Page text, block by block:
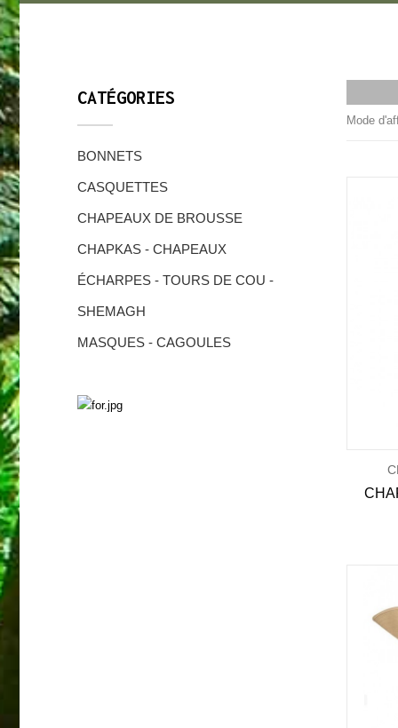
CATÉGORIES
BONNETS
CASQUETTES
CHAPEAUX DE BROUSSE
CHAPKAS - CHAPEAUX
ÉCHARPES - TOURS DE COU -
SHEMAGH
MASQUES - CAGOULES
Mode